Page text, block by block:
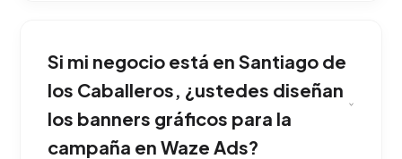
de los conductores, invitándolos a modificar
su ruta con una oferta atractiva. Ideal para
potenciar y consolidar tu presencia en
Santiago de los Caballeros.
Si mi negocio está en Santiago de
los Caballeros, ¿ustedes diseñan
los banners gráficos para la
campaña en Waze Ads?